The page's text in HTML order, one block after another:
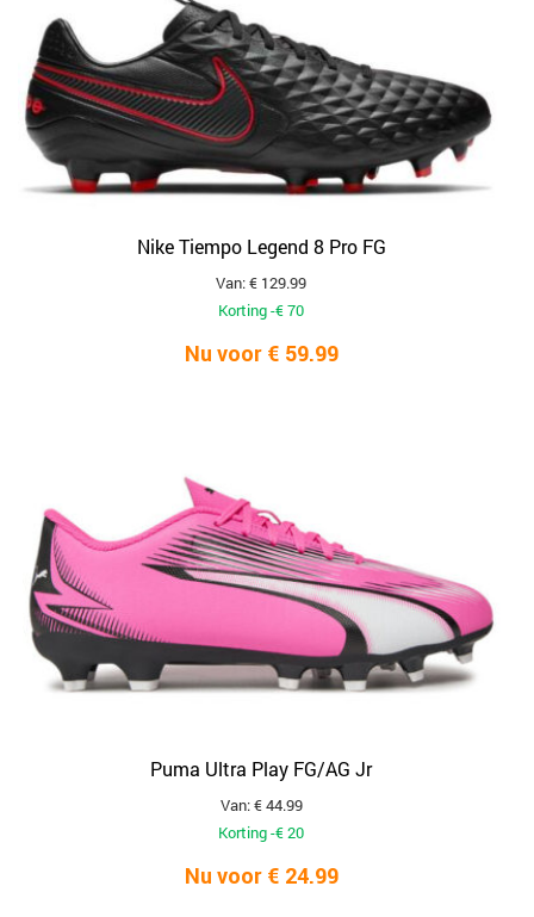
Nike Tiempo Legend 8 Pro FG
Van: € 129.99
Korting -€ 70
Nu voor € 59.99
Puma Ultra Play FG/AG Jr
Van: € 44.99
Korting -€ 20
Nu voor € 24.99